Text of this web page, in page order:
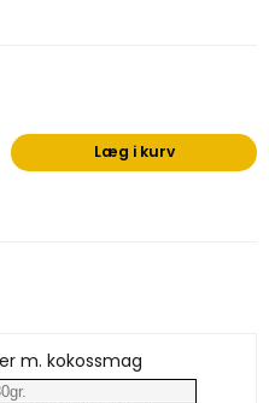
Læg i kurv
m. kokossmag